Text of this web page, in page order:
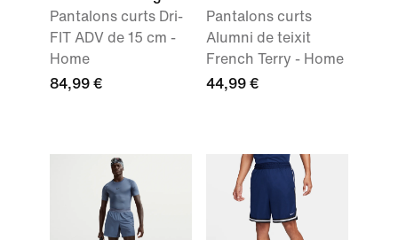
Pantalons curts Dri-
FIT ADV de 15 cm -
Home
84,99 €
Pantalons curts
Alumni de teixit
French Terry - Home
44,99 €